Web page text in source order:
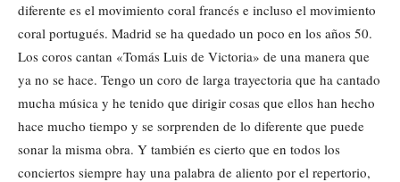
diferente es el movimiento coral francés e incluso el movimiento
coral portugués. Madrid se ha quedado un poco en los años 50.
Los coros cantan «Tomás Luis de Victoria» de una manera que
ya no se hace. Tengo un coro de larga trayectoria que ha cantado
mucha música y he tenido que dirigir cosas que ellos han hecho
hace mucho tiempo y se sorprenden de lo diferente que puede
sonar la misma obra. Y también es cierto que en todos los
conciertos siempre hay una palabra de aliento por el repertorio,